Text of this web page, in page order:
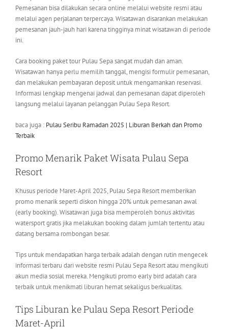
Pemesanan bisa dilakukan secara online melalui website resmi atau
melalui agen perjalanan terpercaya. Wisatawan disarankan melakukan
pemesanan jauh-jauh hari karena tingginya minat wisatawan di periode
ini.
Cara booking paket tour Pulau Sepa sangat mudah dan aman.
Wisatawan hanya perlu memilih tanggal, mengisi formulir pemesanan,
dan melakukan pembayaran deposit untuk mengamankan reservasi.
Informasi lengkap mengenai jadwal dan pemesanan dapat diperoleh
langsung melalui layanan pelanggan Pulau Sepa Resort.
baca juga : Pulau Seribu Ramadan 2025 | Liburan Berkah dan Promo
Terbaik
Promo Menarik Paket Wisata Pulau Sepa
Resort
Khusus periode Maret-April 2025, Pulau Sepa Resort memberikan
promo menarik seperti diskon hingga 20% untuk pemesanan awal
(early booking). Wisatawan juga bisa memperoleh bonus aktivitas
watersport gratis jika melakukan booking dalam jumlah tertentu atau
datang bersama rombongan besar.
Tips untuk mendapatkan harga terbaik adalah dengan rutin mengecek
informasi terbaru dari website resmi Pulau Sepa Resort atau mengikuti
akun media sosial mereka. Mengikuti promo early bird adalah cara
terbaik untuk menikmati liburan hemat sekaligus berkualitas.
Tips Liburan ke Pulau Sepa Resort Periode
Maret-April